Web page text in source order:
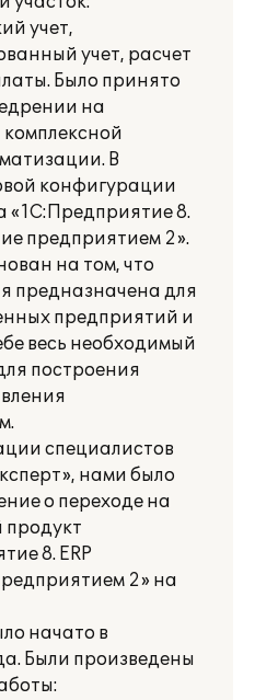
учет,
учет, расчет
Было принято
на
В
конфигурации
«1С:Предприятие 8.
предприятием 2».
на том, что
предназначена для
предприятий и
весь необходимый
построения
специалистов
нами было
о переходе на
8. ERP
2» на
начато в
Были произведены